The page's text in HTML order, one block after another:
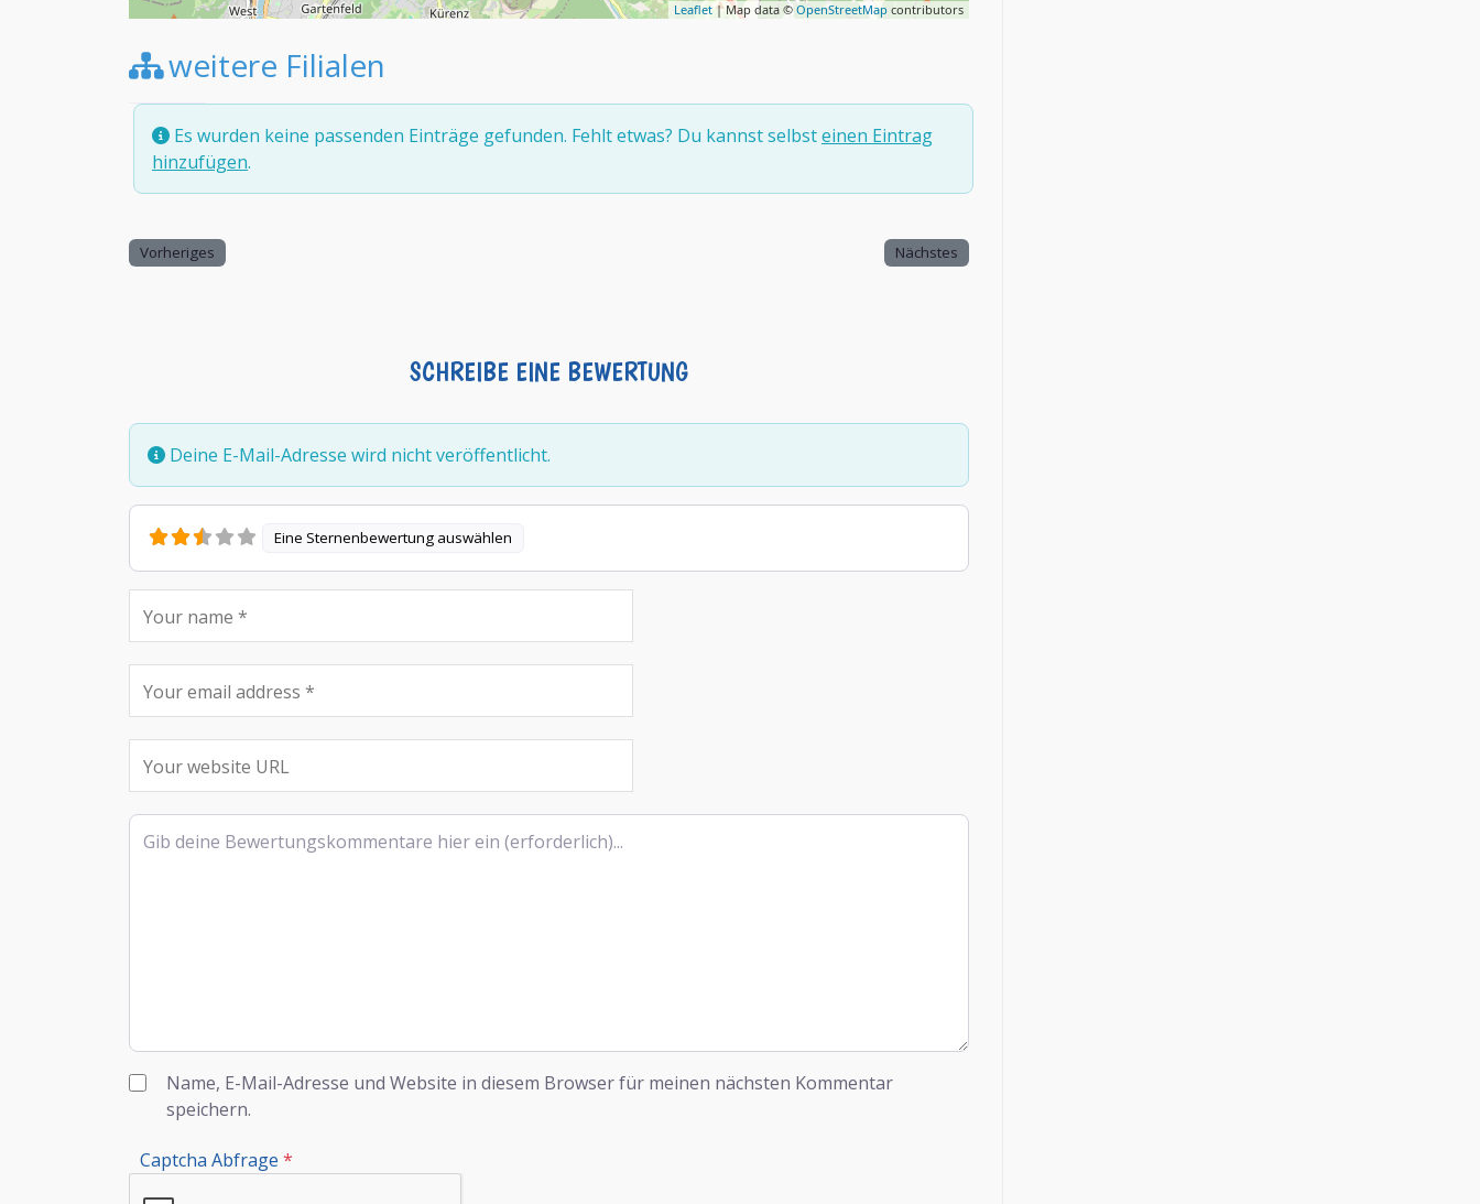
Leaflet | Map data ©OpenStreetMap contributors
weitere Filialen
Es wurden keine passenden Einträge gefunden. Fehlt etwas? Du kannst selbsteinen Eintrag
hinzufügen.
Vorheriges Nächstes
SCHREIBE EINE BEWERTUNG
Deine E-Mail-Adresse wird nicht veröffentlicht.
Eine Sternenbewertung auswählen
Rezensionstext
Name, E-Mail-Adresse und Website in diesem Browser für meinen nächsten Kommentar
speichern.
Captcha Abfrage *